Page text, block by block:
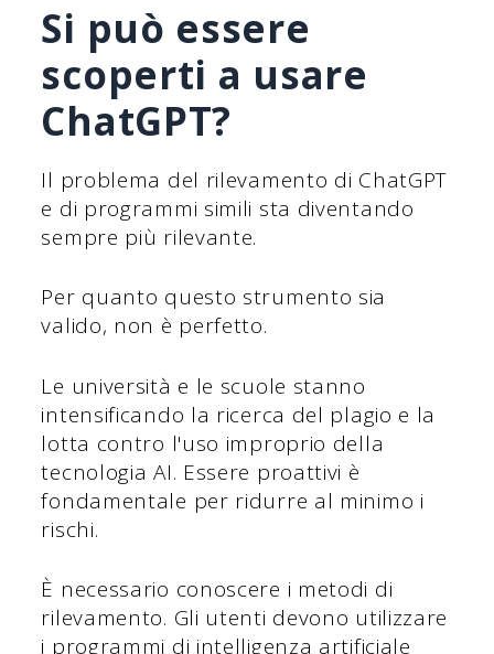
Si può essere
scoperti a usare
ChatGPT?
Il problema del rilevamento di ChatGPT
e di programmi simili sta diventando
sempre più rilevante.
Per quanto questo strumento sia
valido, non è perfetto.
Le università e le scuole stanno
intensificando la ricerca del plagio e la
lotta contro l'uso improprio della
tecnologia AI. Essere proattivi è
fondamentale per ridurre al minimo i
rischi.
È necessario conoscere i metodi di
rilevamento. Gli utenti devono utilizzare
i programmi di intelligenza artificiale